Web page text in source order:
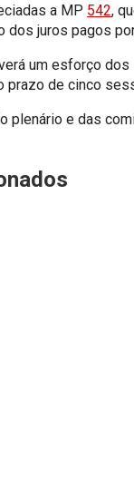
a MP 542,
dos juros pagos
um esforço
de cinco
plenário e das